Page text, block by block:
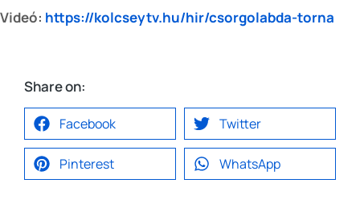
Videó: https://kolcseytv.hu/hir/csorgolabda-torna
Share on:
Facebook Twitter
Pinterest WhatsApp